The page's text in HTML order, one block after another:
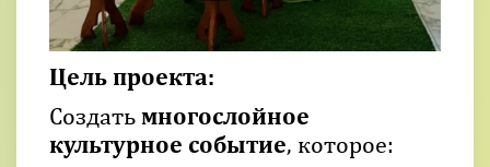
Цель проекта:
Создатьмногослойное
культурное событие, которое: